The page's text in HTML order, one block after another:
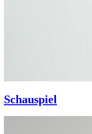
Schauspiel